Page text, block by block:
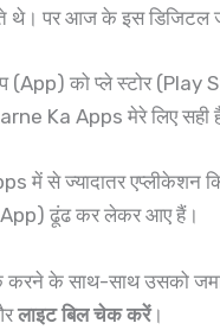
थे। पर आज के इस डिजिटल
(App) को प्ले स्टोर (Play
Ka Apps मेरे लिए
से ज्यादातर एप्लीकेशन
ढूंढ कर लेकर आए हैं।
के साथ-साथ उसको जमा
लाइट बिल चेक करें।